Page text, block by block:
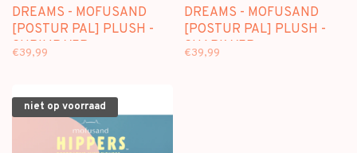
DREAMS - MOFUSAND
[POSTUR PAL] PLUSH -
SHRIMP VER.
€39,99
DREAMS - MOFUSAND
[POSTUR PAL] PLUSH -
SHARK VER.
€39,99
niet op voorraad